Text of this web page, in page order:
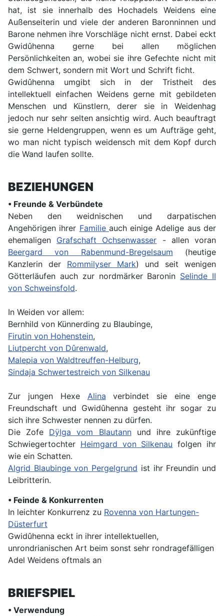
hat, ist sie innerhalb des Hochadels Weidens eine
Außenseiterin und viele der anderen Baronninnen und
Barone nehmen ihre Vorschläge nicht ernst. Dabei eckt
Gwidûhenna gerne bei allen möglichen
Persönlichkeiten an, wobei sie ihre Gefechte nicht mit
dem Schwert, sondern mit Wort und Schrift ficht.
Gwidûhenna umgibt sich in der Tristheit des
intellektuell einfachen Weidens gerne mit gebildeten
Menschen und Künstlern, derer sie in Weidenhag
jedoch nur sehr selten ansichtig wird. Auch beauftragt
sie gerne Heldengruppen, wenn es um Aufträge geht,
wo man nicht typisch weidensch mit dem Kopf durch
die Wand laufen sollte.
BEZIEHUNGEN
• Freunde & Verbündete
Neben den weidnischen und darpatischen
Angehörigen ihrer Familie auch einige Adelige aus der
ehemaligen Grafschaft Ochsenwasser - allen voran
Beergard von Rabenmund-Bregelsaum (heutige
Kanzlerin der Rommilyser Mark) und seit wenigen
Götterläufen auch zur nordmärker Baronin Selinde II
von Schweinsfold.
In Weiden vor allem:
Bernhild von Künnerding zu Blaubinge,
Firutin von Hohenstein,
Liutpercht von Dûrenwald,
Malepia von Waldtreuffen-Helburg,
Sindaja Schwertestreich von Silkenau
Zur jungen Hexe Alina verbindet sie eine enge
Freundschaft und Gwidûhenna gesteht ihr sogar zu
sich ihre Schwester nennen zu dürfen.
Die Zofe Dÿlga vom Blautannund ihre zukünftige
Schwiegertochter Heimgard von Silkenau folgen ihr
wie ein Schatten.
Algrid Blaubinge von Pergelgrund ist ihr Freundin und
Leibritterin.
• Feinde & Konkurrenten
In leichter Konkurrenz zu Rovenna von Hartungen-
Düsterfurt
Gwidûhenna eckt in ihrer intellektuellen,
unrondrianischen Art beim sonst sehr rondragefälligen
Adel Weidens oftmals an
BRIEFSPIEL
• Verwendung